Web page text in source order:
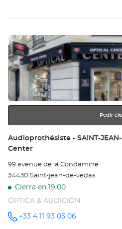
Pulse
ENTER
para
obtener
más
información
Pedir
Tienda:
Audioprothésiste - SAINT-
Center
99 avenue de la Condamine
34430 Saint-jean-de-vedas
Cierra en 19:00
ÓPTICA & AUDICIÓN
número
+33 4 11 93 05 06